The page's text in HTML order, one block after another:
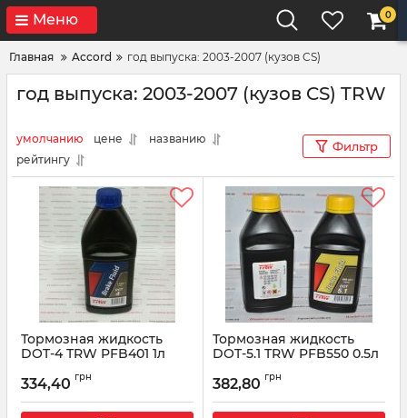
Меню 0
Главная Accord год выпуска: 2003-2007 (кузов CS)
год выпуска: 2003-2007 (кузов CS) TRW
умолчанию цене
названию
рейтингу
Фильтр
Тормозная жидкость
DOT-4 TRW PFB401 1л
334,40 грн
Тормозная жидкость
DOT-5.1 TRW PFB550 0.5л
382,80 грн